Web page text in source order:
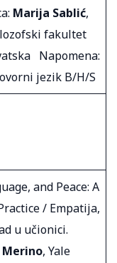
Marija Sablić,
fakultet
Napomena:
jezik B/H/S
and Peace: A
/ Empatija,
u učionici.
, Yale